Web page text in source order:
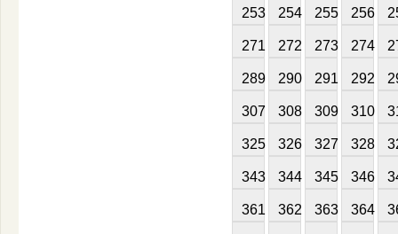
253 254 255 256
271 272 273 274
289 290 291 292
307 308 309 310
325 326 327 328
343 344 345 346
361 362 363 364